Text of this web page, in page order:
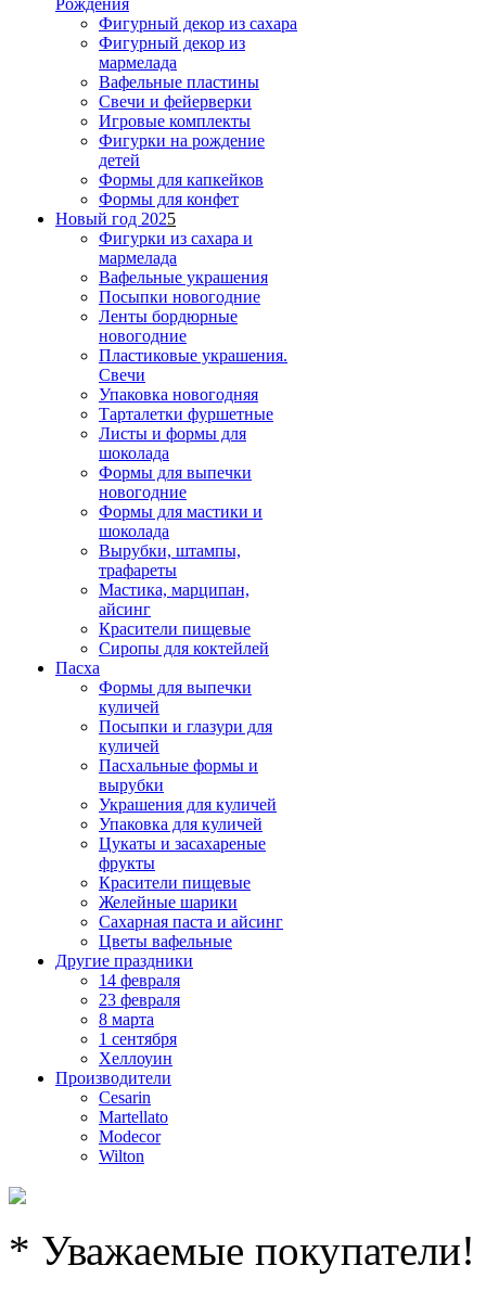
Фигурный декор из сахара
Фигурный декор из
мармелада
Вафельные пластины
Свечи и фейерверки
Игровые комплекты
Фигурки на рождение
детей
Формы для капкейков
Формы для конфет
Новый год 2025
Фигурки из сахара и
мармелада
Вафельные украшения
Посыпки новогодние
Ленты бордюрные
новогодние
Пластиковые украшения.
Свечи
Упаковка новогодняя
Тарталетки фуршетные
Листы и формы для
шоколада
Формы для выпечки
новогодние
Формы для мастики и
шоколада
Вырубки, штампы,
трафареты
Мастика, марципан,
айсинг
Красители пищевые
Сиропы для коктейлей
Пасха
Формы для выпечки
куличей
Посыпки и глазури для
куличей
Пасхальные формы и
вырубки
Украшения для куличей
Упаковка для куличей
Цукаты и засахареные
фрукты
Красители пищевые
Желейные шарики
Сахарная паста и айсинг
Цветы вафельные
Другие праздники
14 февраля
23 февраля
8 марта
1 сентября
Хеллоуин
Производители
Cesarin
Martellato
Modecor
Wilton
* Уважаемые покупатели!